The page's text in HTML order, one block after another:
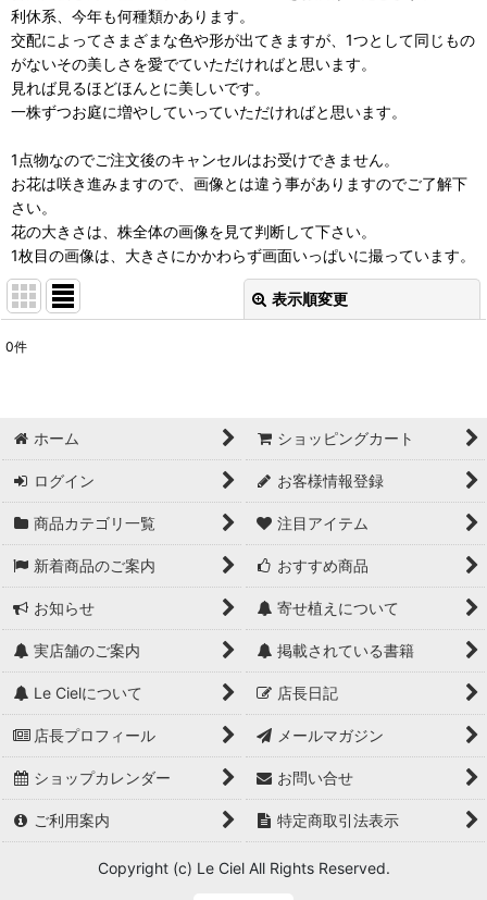
利休系、今年も何種類かあります。
交配によってさまざまな色や形が出てきますが、1つとして同じもの
がないその美しさを愛でていただければと思います。
見れば見るほどほんとに美しいです。
一株ずつお庭に増やしていっていただければと思います。
1点物なのでご注文後のキャンセルはお受けできません。
お花は咲き進みますので、画像とは違う事がありますのでご了解下
さい。
花の大きさは、株全体の画像を見て判断して下さい。
1枚目の画像は、大きさにかかわらず画面いっぱいに撮っています。
表示順変更
並び順:
絞り込む
0件
ホーム ショッピングカート
ログイン お客様情報登録
商品カテゴリ一覧 注目アイテム
新着商品のご案内 おすすめ商品
お知らせ 寄せ植えについて
実店舗のご案内 掲載されている書籍
Le Cielについて 店長日記
店長プロフィール メールマガジン
ショップカレンダー お問い合せ
ご利用案内 特定商取引法表示
Copyright (c) Le Ciel All Rights Reserved.